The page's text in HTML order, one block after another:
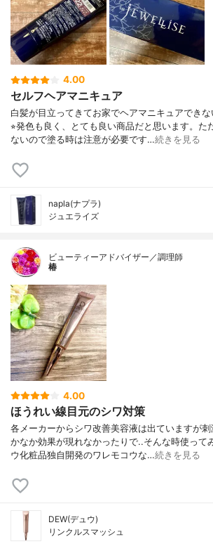
4.00
セルフヘアマニキュア
白髪が目立ってきてお家でヘアマニキュアでき
⭐︎発色も良く、とても良い商品だと思います。た
ないので塗る時は注意が必要です…続きを見る
napla(ナプラ)
ジュエライズ
ビューティーアドバイザー／調理師
椿
4.00
ほうれい線目元のシワ対策
各メーカーからシワ改善美容液は出ていますが
かなか効果が現れなかったりで..そんな時使って
ウ化粧品独自開発のワレモコウな…続きを見る
DEW(デュウ)
リンクルスマッシュ